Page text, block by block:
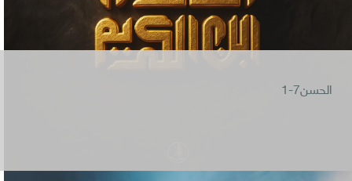
الحسن7-1